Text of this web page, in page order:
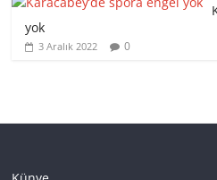
yok
3 Aralık 2022 0